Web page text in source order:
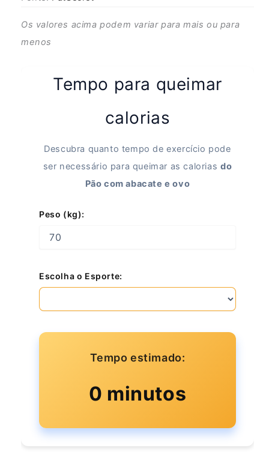
Os valores acima podem variar para mais ou para
menos
Tempo para queimar
calorias
Descubra quanto tempo de exercício pode
ser necessário para queimar as calorias do
Pão com abacate e ovo
Peso (kg):
Escolha o Esporte:
Tempo estimado:
0 minutos